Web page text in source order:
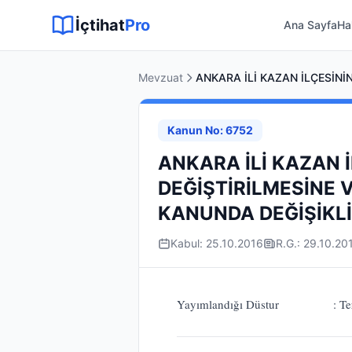
İçtihatPro Ana Sayfa
Mevzuat
Kanun No: 6752
ANKARA İLİ KAZAN
DEĞİŞTİRİLMESİNE
KANUNDA
Kabul: 25.10.2016 R.G.:
Yayımlandığı